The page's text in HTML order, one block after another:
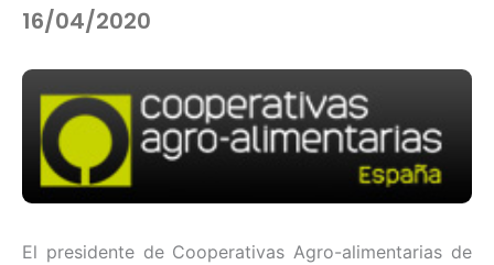
16/04/2020
El presidente de Cooperativas Agro-alimentarias de